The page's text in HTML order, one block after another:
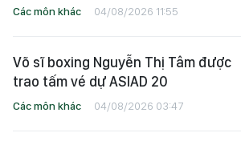
Các môn khác 04/08/2026 11:55
Võ sĩ boxing Nguyễn Thị Tâm được
trao tấm vé dự ASIAD 20
Các môn khác 04/08/2026 03:47